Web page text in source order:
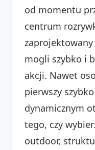
od momentu
centrum
mogli szybko i
akcji. Nawet
pierwszy
dynamicznym
tego, czy
outdoor,